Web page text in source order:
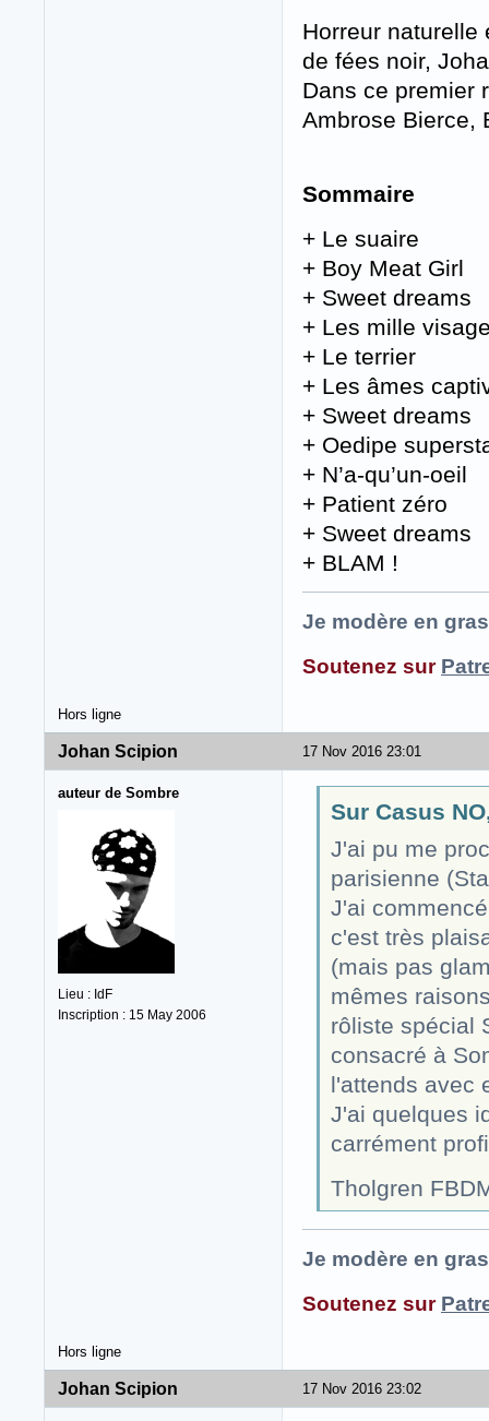
Horreur naturelle
de fées noir,
Dans ce premier
Ambrose Bierce,
Sommaire
+ Le suaire
+ Boy Meat Girl
+ Sweet dreams
+ Les mille
+ Le terrier
+ Les âmes
+ Sweet dreams
+ Oedipe
+ N’a-qu’un-oeil
+ Patient zéro
+ Sweet dreams
+ BLAM !
Je modère en
Soutenez sur
Hors ligne
17 Nov 2016 23:01
Johan Scipion
auteur de Sombre
Lieu : IdF
Inscription : 15 May 2006
Sur Casus
J'ai pu me
parisienne
J'ai
c'est très
(mais pas
mêmes
rôliste spécial
consacré à
l'attends avec
J'ai quelques
carrément
Tholgren
Je modère en
Soutenez sur
Hors ligne
17 Nov 2016 23:02
Johan Scipion